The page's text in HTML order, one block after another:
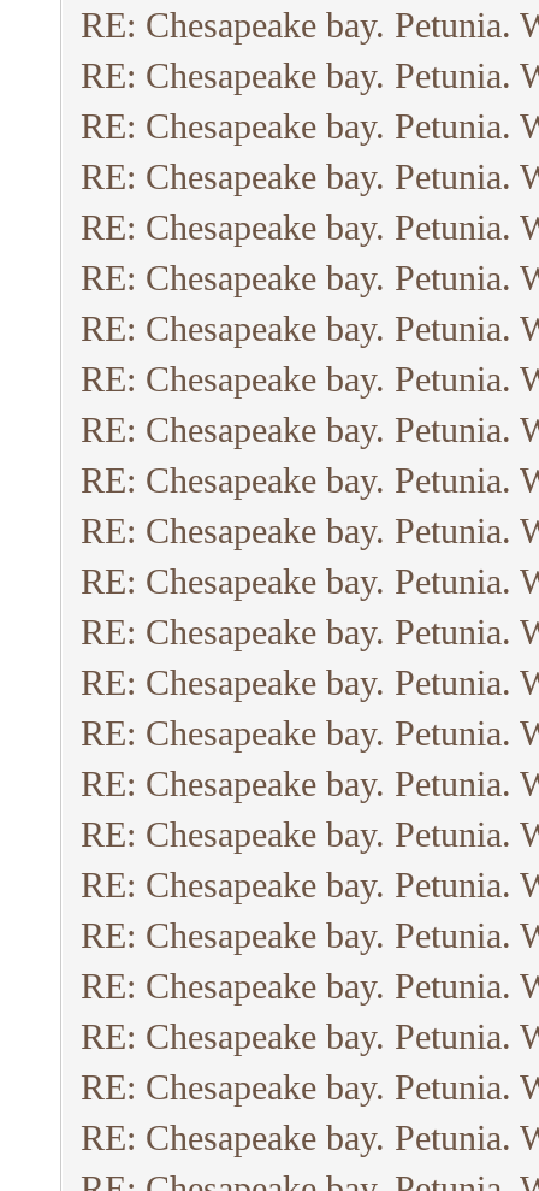
RE: Chesapeake bay. Petunia.
RE: Chesapeake bay. Petunia.
RE: Chesapeake bay. Petunia.
RE: Chesapeake bay. Petunia.
RE: Chesapeake bay. Petunia.
RE: Chesapeake bay. Petunia.
RE: Chesapeake bay. Petunia.
RE: Chesapeake bay. Petunia.
RE: Chesapeake bay. Petunia.
RE: Chesapeake bay. Petunia.
RE: Chesapeake bay. Petunia.
RE: Chesapeake bay. Petunia.
RE: Chesapeake bay. Petunia.
RE: Chesapeake bay. Petunia.
RE: Chesapeake bay. Petunia.
RE: Chesapeake bay. Petunia.
RE: Chesapeake bay. Petunia.
RE: Chesapeake bay. Petunia.
RE: Chesapeake bay. Petunia.
RE: Chesapeake bay. Petunia.
RE: Chesapeake bay. Petunia.
RE: Chesapeake bay. Petunia.
RE: Chesapeake bay. Petunia.